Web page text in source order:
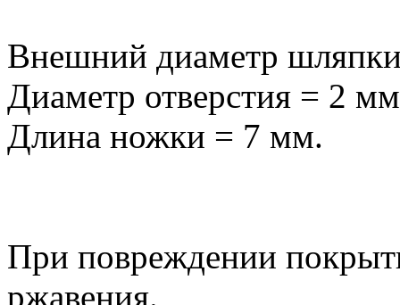
Внешний диаметр
Диаметр отверстия = 2
Длина ножки = 7 мм.
При повреждении
ржавения.